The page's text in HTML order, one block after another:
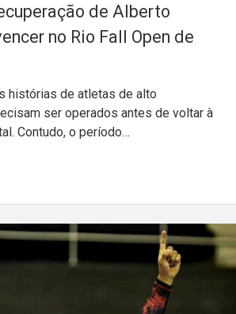
de Alberto
no Rio Fall Open de
histórias de atletas de alto
ser operados antes de voltar à
Contudo, o período…